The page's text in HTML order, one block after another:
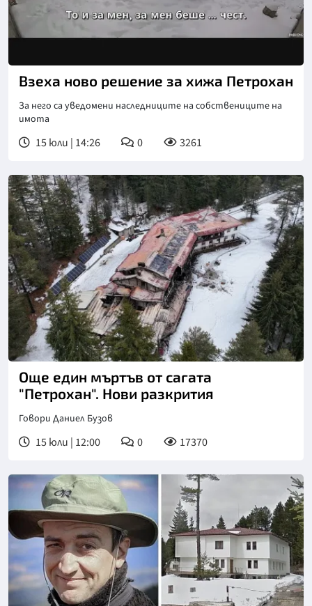
Взеха ново решение за хижа Петрохан
За него са уведомени наследниците на собствениците на
имота
15 юли | 14:26 0 3261
Снимка: БТА
Още един мъртъв от сагата
"Петрохан". Нови разкрития
Говори Даниел Бузов
15 юли | 12:00 0 17370